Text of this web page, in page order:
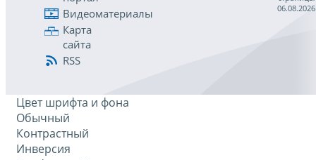
Видеоматериалы
Карта
сайта
RSS
06.08.2026
Цвет шрифта и фона
Обычный
Контрастный
Инверсия